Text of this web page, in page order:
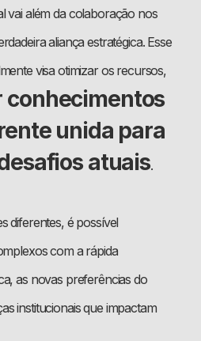
vai além da colaboração nos
aliança estratégica. Esse
visa otimizar os recursos,
unida para
atuais.
diferentes, é possível
com a rápida
as novas preferências do
institucionais que impactam